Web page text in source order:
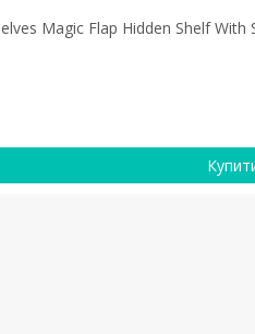
Magic Flap Hidden Shelf